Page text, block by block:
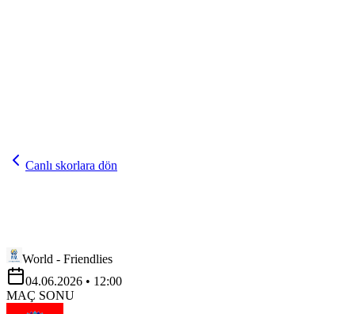
Canlı skorlara dön
World - Friendlies
04.06.2026 • 12:00
MAÇ SONU